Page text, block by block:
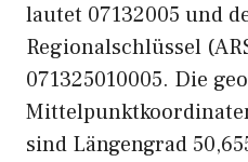
lautet 07132005 und
Regionalschlüssel
071325010005. Die
sind Längengrad